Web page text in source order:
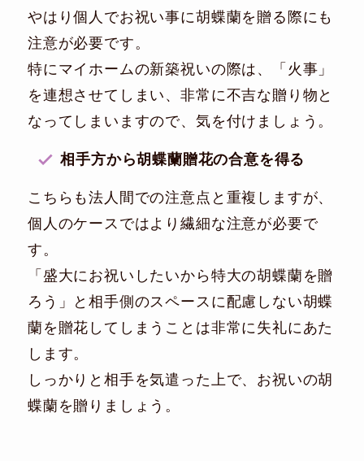
やはり個人でお祝い事に胡蝶蘭を贈る際にも
注意が必要です。
特にマイホームの新築祝いの際は、「火事」
を連想させてしまい、非常に不吉な贈り物と
なってしまいますので、気を付けましょう。
相手方から胡蝶蘭贈花の合意を得る
こちらも法人間での注意点と重複しますが、
個人のケースではより繊細な注意が必要で
す。
「盛大にお祝いしたいから特大の胡蝶蘭を贈
ろう」と相手側のスペースに配慮しない胡蝶
蘭を贈花してしまうことは非常に失礼にあた
します。
しっかりと相手を気遣った上で、お祝いの胡
蝶蘭を贈りましょう。